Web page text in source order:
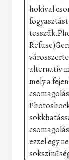
hokival
alternatív
mely a
ezzel egy